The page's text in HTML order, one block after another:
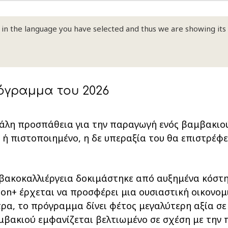
the language you have selected and thus we are showing
του 2026
προσπάθεια για την παραγωγή ενός
ή πιστοποιημένο, η δε υπεραξία του θα
δοκιμάστηκε από αυξημένα
έρχεται να προσφέρει μια ουσιαστική
το πρόγραμμα δίνει φέτος μεγαλύτερη αξία
εμφανίζεται βελτιωμένο σε σχέση με την